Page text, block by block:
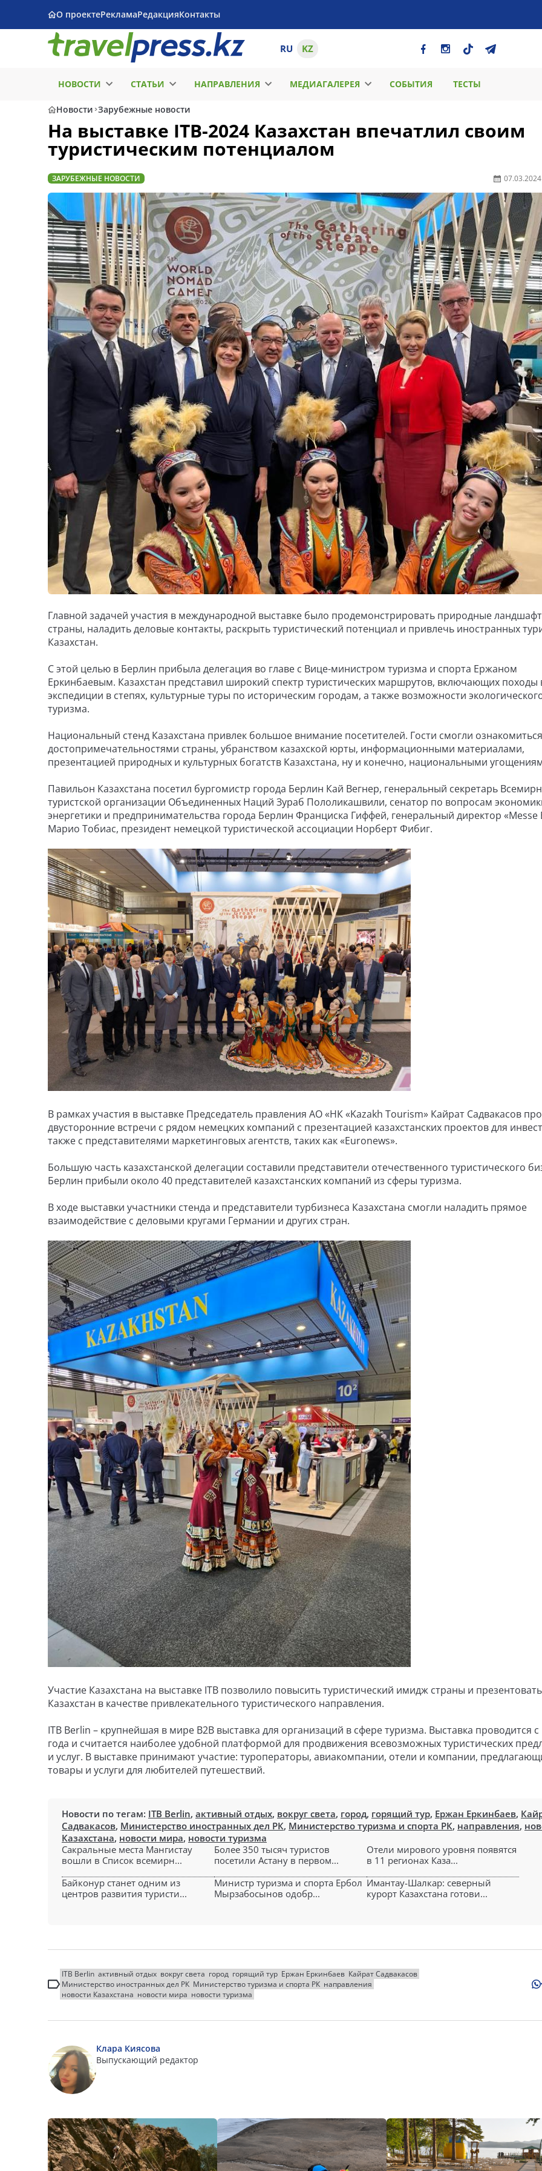
О проектеРекламаРедакцияКонтакты
RU KZ
НОВОСТИ СТАТЬИ НАПРАВЛЕНИЯ МЕДИАГАЛЕРЕЯ СОБЫТИЯ ТЕСТЫ
Новости Зарубежные новости
На выставке ITB-2024 Казахстан впечатлил своим
туристическим потенциалом
ЗАРУБЕЖНЫЕ НОВОСТИ 07.03.2024
Главной задачей участия в международной выставке было продемонстрировать природные
страны, наладить деловые контакты, раскрыть туристический потенциал и привлечь иностранных
Казахстан.
С этой целью в Берлин прибыла делегация во главе с Вице-министром туризма и спорта Ержаном
Еркинбаевым. Казахстан представил широкий спектр туристических маршрутов, включающих походы
экспедиции в степях, культурные туры по историческим городам, а также возможности
туризма.
Национальный стенд Казахстана привлек большое внимание посетителей. Гости смогли
достопримечательностями страны, убранством казахской юрты, информационными материалами,
презентацией природных и культурных богатств Казахстана, ну и конечно, национальными
Павильон Казахстана посетил бургомистр города Берлин Кай Вегнер, генеральный секретарь
туристской организации Объединенных Наций Зураб Пололикашвили, сенатор по вопросам
энергетики и предпринимательства города Берлин Франциска Гиффей, генеральный директор «Messe
Марио Тобиас, президент немецкой туристической ассоциации Норберт Фибиг.
В рамках участия в выставке Председатель правления АО «НК «Kazakh Tourism» Кайрат Садвакасов
двусторонние встречи с рядом немецких компаний с презентацией казахстанских проектов для
также с представителями маркетинговых агентств, таких как «Euronews».
Большую часть казахстанской делегации составили представители отечественного туристического
Берлин прибыли около 40 представителей казахстанских компаний из сферы туризма.
В ходе выставки участники стенда и представители турбизнеса Казахстана смогли наладить прямое
взаимодействие с деловыми кругами Германии и других стран.
Участие Казахстана на выставке ITB позволило повысить туристический имидж страны и презентовать
Казахстан в качестве привлекательного туристического направления.
ITB Berlin – крупнейшая в мире B2B выставка для организаций в сфере туризма. Выставка проводится с
года и считается наиболее удобной платформой для продвижения всевозможных туристических
и услуг. В выставке принимают участие: туроператоры, авиакомпании, отели и компании,
товары и услуги для любителей путешествий.
Новости по тегам: ITB Berlin, активный отдых, вокруг света, город, горящий тур, Ержан Еркинбаев,
Садвакасов, Министерство иностранных дел РК, Министерство туризма и спорта РК, направления,
Казахстана, новости мира, новости туризма
Сакральные места Мангистау
вошли в Список всемирн...
Более 350 тысяч туристов
посетили Астану в первом...
Отели мирового уровня появятся
в 11 регионах Каза...
Байконур станет одним из
центров развития туристи...
Министр туризма и спорта Ербол
Мырзабосынов одобр...
Имантау-Шалкар: северный
курорт Казахстана готови...
ITB Berlin активный отдых вокруг света город горящий тур Ержан Еркинбаев Кайрат Садвакасов
Министерство иностранных дел РК Министерство туризма и спорта РК направления
новости Казахстана новости мира новости туризма
Клара Киясова
Выпускающий редактор